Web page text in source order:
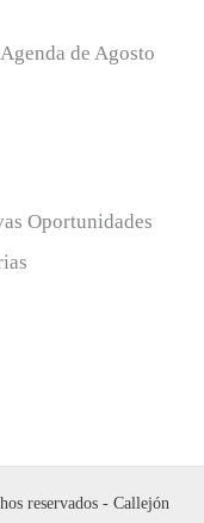
de Agosto
Oportunidades
reservados - Callejón